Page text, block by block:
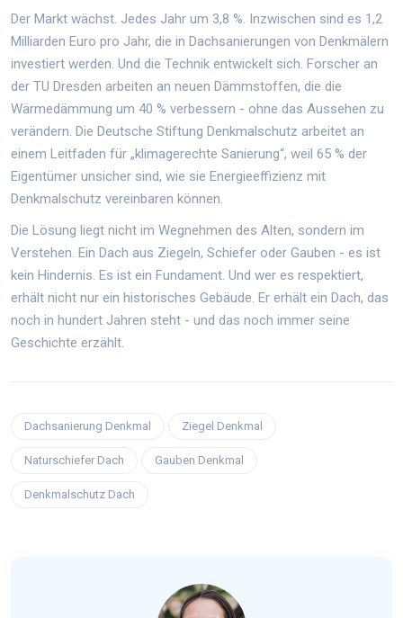
Der Markt wächst. Jedes Jahr um 3,8 %. Inzwischen sind es 1,2
Milliarden Euro pro Jahr, die in Dachsanierungen von Denkmälern
investiert werden. Und die Technik entwickelt sich. Forscher an
der TU Dresden arbeiten an neuen Dämmstoffen, die die
Wärmedämmung um 40 % verbessern - ohne das Aussehen zu
verändern. Die Deutsche Stiftung Denkmalschutz arbeitet an
einem Leitfaden für „klimagerechte Sanierung“, weil 65 % der
Eigentümer unsicher sind, wie sie Energieeffizienz mit
Denkmalschutz vereinbaren können.
Die Lösung liegt nicht im Wegnehmen des Alten, sondern im
Verstehen. Ein Dach aus Ziegeln, Schiefer oder Gauben - es ist
kein Hindernis. Es ist ein Fundament. Und wer es respektiert,
erhält nicht nur ein historisches Gebäude. Er erhält ein Dach, das
noch in hundert Jahren steht - und das noch immer seine
Geschichte erzählt.
Dachsanierung Denkmal Ziegel Denkmal
Naturschiefer Dach Gauben Denkmal
Denkmalschutz Dach